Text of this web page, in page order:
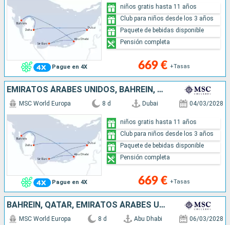
Pague en 4X 669 € +Tasas
niños gratis hasta 11 años
Club para niños desde los 3 años
Paquete de bebidas disponible
Pensión completa
EMIRATOS ÁRABES UNIDOS, BAHREÏN, QATAR
Pague en 4X
MSC World Europa 8 d Dubai 04/03/2028
669 € +Tasas
niños gratis hasta 11 años
Club para niños desde los 3 años
Paquete de bebidas disponible
Pensión completa
BAHREÏN, QATAR, EMIRATOS ÁRABES UNIDOS
MSC World Europa 8 d Abu Dhabi 06/03/2028